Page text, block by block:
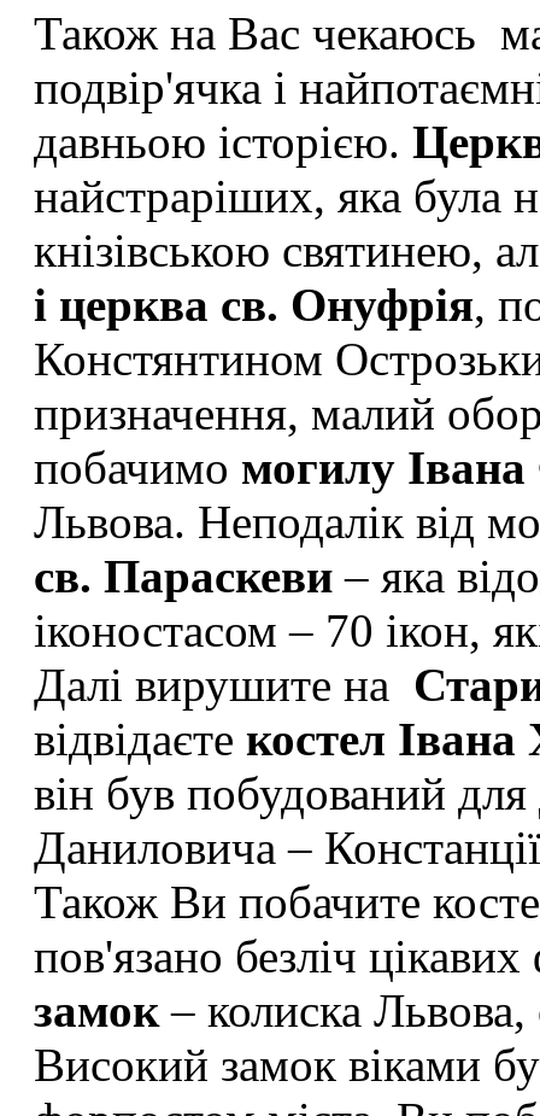
Також на Вас чекаюсь
подвір'ячка і
давньою історією.
найстраріших, яка
кнізівською святинею,
і церква св. Онуфрія,
Констянтином
призначення, малий
побачимо могилу
Львова. Неподалік від
св. Параскеви – яка
іконостасом – 70 ікон,
Далі вирушите на
відвідаєте костел Івана
він був побудований
Даниловича –
Також Ви побачите
пов'язано безліч
замок – колиска
Високий замок віками